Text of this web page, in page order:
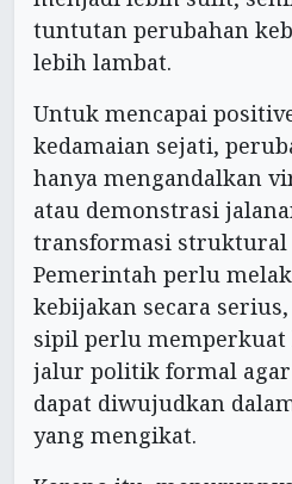
tuntutan perubahan
lebih lambat.
Untuk mencapai
kedamaian sejati,
hanya mengandalkan
atau demonstrasi
transformasi struktural
Pemerintah perlu
kebijakan secara
sipil perlu
jalur politik formal
dapat diwujudkan
yang mengikat.